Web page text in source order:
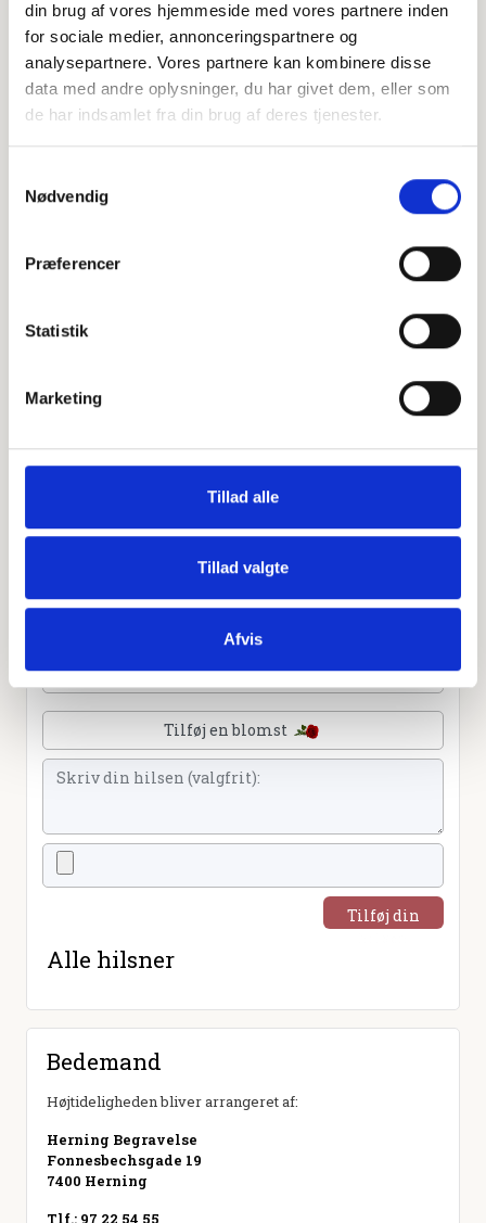
din brug af vores hjemmeside med vores partnere inden
for sociale medier, annonceringspartnere og
analysepartnere. Vores partnere kan kombinere disse
data med andre oplysninger, du har givet dem, eller som
de har indsamlet fra din brug af deres tjenester.
Nødvendig
Præferencer
Statistik
Marketing
Tillad alle
Tillad valgte
Afvis
Højtideligheden
Lørdagd. 11. maj 2024 kl. 10.00
Videbæk Kirke
Gammel Kongevej 22, 6920 Videbæk
+
−
Personlig hilsen
skrive et mindeord,
dele billeder og video eller blot sende et hjerte eller en
Tænd et lys
Tilføj et hjerte
Tilføj en blomst
Tilføj din
Alle hilsner
Bedemand
Højtideligheden bliver arrangeret af:
Herning Begravelse
Fonnesbechsgade 19
7400 Herning
Tlf.: 97 22 54 55